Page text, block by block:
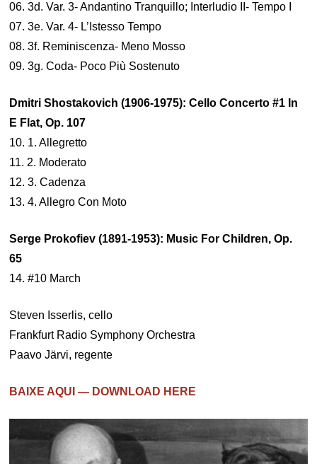
06. 3d. Var. 3- Andantino Tranquillo; Interludio II- Tempo I
07. 3e. Var. 4- L’Istesso Tempo
08. 3f. Reminiscenza- Meno Mosso
09. 3g. Coda- Poco Più Sostenuto
Dmitri Shostakovich (1906-1975): Cello Concerto #1 In
E Flat, Op. 107
10. 1. Allegretto
11. 2. Moderato
12. 3. Cadenza
13. 4. Allegro Con Moto
Serge Prokofiev (1891-1953): Music For Children, Op.
65
14. #10 March
Steven Isserlis, cello
Frankfurt Radio Symphony Orchestra
Paavo Järvi, regente
BAIXE AQUI — DOWNLOAD HERE